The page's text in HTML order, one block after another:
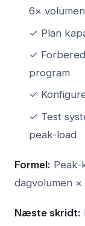
6× volumen
✓ Plan
✓
program
✓
✓ Test
peak-load
Formel: Peak-
dagvolumen
Næste skridt: